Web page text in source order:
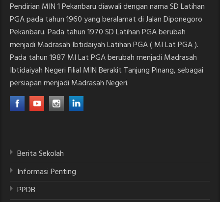
Pendirian MIN 1 Pekanbaru diawali dengan nama SD Latihan
PGA pada tahun 1960 yang beralamat di Jalan Diponegoro
Pekanbaru. Pada tahun 1970 SD Latihan PGA berubah
menjadi Madrasah Ibtidaiyah Latihan PGA ( MI Lat PGA ).
Pada tahun 1987 MI Lat PGA berubah menjadi Madrasah
Ibtidaiyah Negeri Filial MIN Berakit Tanjung Pinang, sebagai
persiapan menjadi Madrasah Negeri.
Berita Sekolah
Informasi Penting
PPDB